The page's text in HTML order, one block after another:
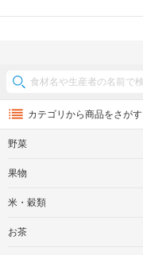
カテゴリから商品をさがす
野菜
果物
米・穀類
お茶